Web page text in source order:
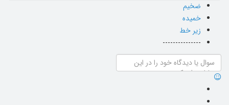
ضخیم
خمیده
زیر خط
---------------